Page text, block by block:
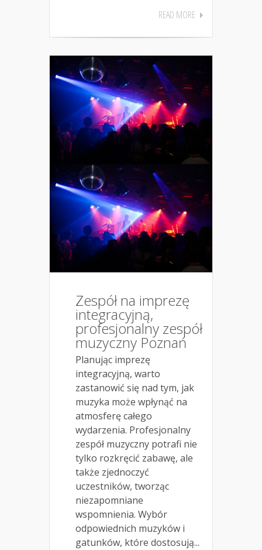
READ MORE
Zespół na imprezę
integracyjną,
profesjonalny zespół
muzyczny Poznań
Planując imprezę
integracyjną, warto
zastanowić się nad tym, jak
muzyka może wpłynąć na
atmosferę całego
wydarzenia. Profesjonalny
zespół muzyczny potrafi nie
tylko rozkręcić zabawę, ale
także zjednoczyć
uczestników, tworząc
niezapomniane
wspomnienia. Wybór
odpowiednich muzyków i
gatunków, które dostosują...